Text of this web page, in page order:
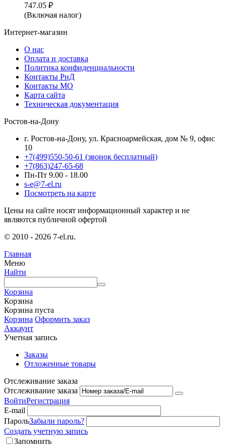
747.05 ₽
(Включая налог)
Интернет-магазин
О нас
Оплата и доставка
Политика конфиденциальности
Контакты РнД
Контакты МО
Карта сайта
Техническая документация
Ростов-на-Дону
г. Ростов-на-Дону, ул. Красноармейская, дом № 9, офис
10
+7(499)550-50-61 (звонок бесплатный)
+7(863)247-65-68
Пн-Пт 9.00 - 18.00
s-e@7-el.ru
Посмотреть на карте
Цены на сайте носят информационный характер и не
являются публичной офертой
© 2010 - 2026 7-el.ru.
Главная
Меню
Найти
Корзина
Корзина
Корзина пуста
Корзина Оформить заказ
Аккаунт
Учетная запись
Заказы
Отложенные товары
Отслеживание заказа
Отслеживание заказа
ВойтиРегистрация
E-mail
ПарольЗабыли пароль?
Создать учетную запись
Запомнить